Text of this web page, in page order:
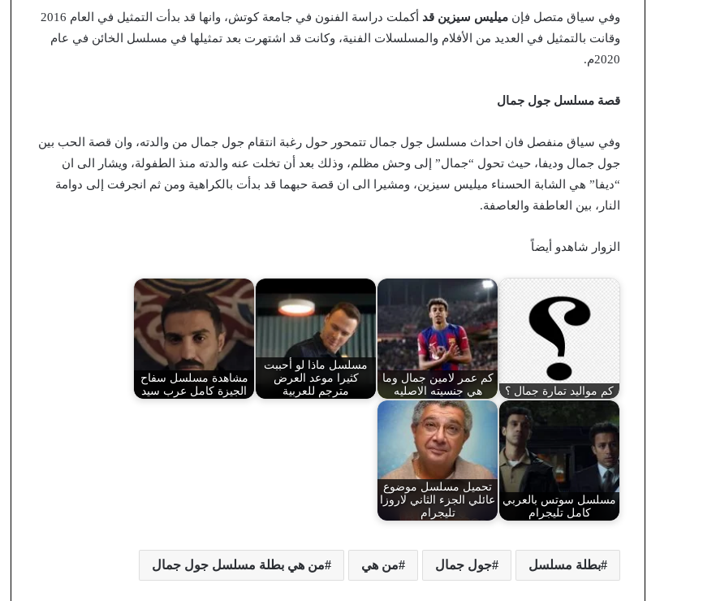
وفي سياق متصل فإن ميليس سيزين قد
أكملت دراسة الفنون في جامعة كوتش، وانها قد بدأت التمثيل في العام 2016
وقانت بالتمثيل في العديد من الأفلام والمسلسلات الفنية، وكانت قد اشتهرت بعد تمثيلها في مسلسل الخائن في عام
2020م.
قصة مسلسل جول جمال
وفي سياق منفصل فان احداث مسلسل جول جمال تتمحور حول رغبة انتقام جول جمال من والدته، وان قصة الحب بين
جول جمال وديفا، حيث تحول “جمال” إلى وحش مظلم، وذلك بعد أن تخلت عنه والدته منذ الطفولة، ويشار الى ان
“ديفا” هي الشابة الحسناء ميليس سيزين، ومشيرا الى ان قصة حبهما قد بدأت بالكراهية ومن ثم انجرفت إلى دوامة
النار، بين العاطفة والعاصفة.
الزوار شاهدو أيضاً
كم مواليد تمارة جمال ؟
كم عمر لامين جمال وما
هي جنسيته الاصليه
مسلسل ماذا لو أحببت
كثيرا موعد العرض
مترجم للعربية
مشاهدة مسلسل سفاح
الجيزة كامل عرب سيد
مسلسل سوتس بالعربي
كامل تليجرام
تحميل مسلسل موضوع
عائلي الجزء الثاني لاروزا
تليجرام
بطلة مسلسل جول جمال من هي من هي بطلة مسلسل جول جمال